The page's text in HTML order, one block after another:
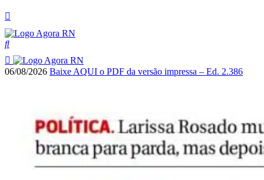
06/08/2026 Baixe AQUI o PDF da versão impressa – Ed. 2.386